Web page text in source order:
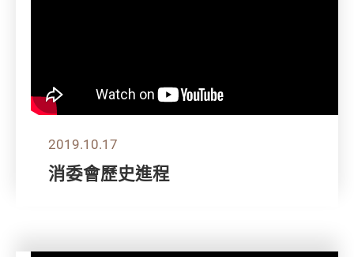
2019.10.17
消委會歷史進程